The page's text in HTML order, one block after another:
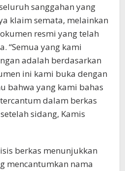
sanggahan yang
klaim semata, melainkan
resmi yang telah
“Semua yang kami
adalah berdasarkan
ini kami buka dengan
bahwa yang kami bahas
dalam berkas
sidang, Kamis
berkas menunjukkan
mencantumkan nama